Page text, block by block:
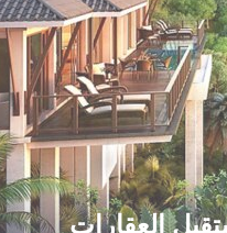
العقارات